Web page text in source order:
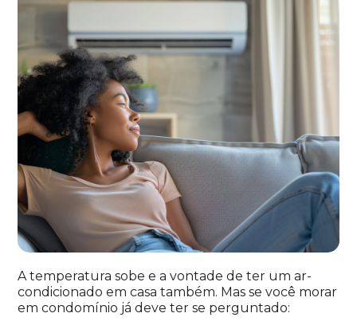
A temperatura sobe e a vontade de ter um ar-
condicionado em casa também. Mas se você morar
em condomínio já deve ter se perguntado: